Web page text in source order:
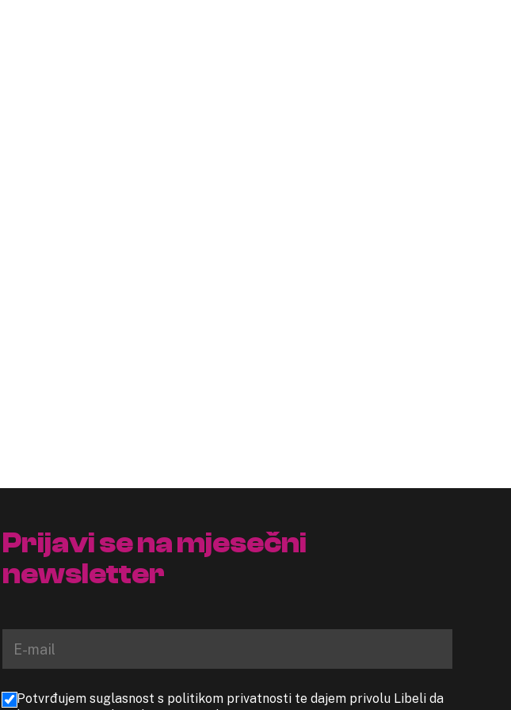
Prijavi se na mjesečni
newsletter
Potvrđujem suglasnost s politikom privatnosti te dajem privolu Libeli da